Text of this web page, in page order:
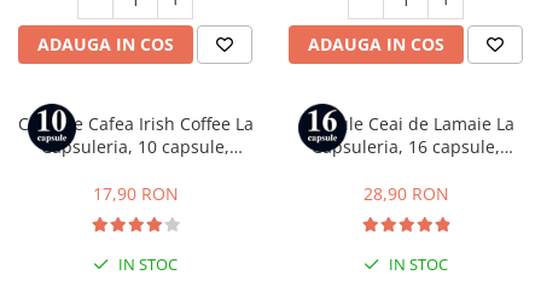
ADAUGA IN COS ADAUGA IN COS
Capsule Cafea Irish Coffee La
Capsuleria, 10 capsule,
17,90 RON
IN STOC
Capsule Ceai de Lamaie La
Capsuleria, 16 capsule,
28,90 RON
IN STOC